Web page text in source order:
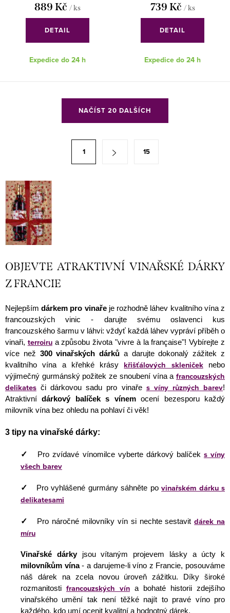
889 Kč / ks
DETAIL
Expedice do 24 h
739 Kč / ks
DETAIL
Expedice do 24 h
c
í
p
r
v
y
v
ý
p
i
s
u
NAČÍST 20 DALŠÍCH
á
n
k
o
v
n
í
1 15
OBJEVTE ATRAKTIVNÍ VINAŘSKÉ DÁRKY
Z FRANCIE
Nejlepšímdárkem pro vinařeje rozhodně láhev kvalitního vína z
francouzských vinic - darujte svému oslavenci kus
francouzského šarmu v láhvi: vždyť každá láhev vypráví příběh o
vinaři, terroirua způsobu života "vivre à la française"! Vybírejte z
více než 300 vinařských dárků a darujte dokonalý zážitek z
kvalitního vína a křehké krásy křišťálových skleniček
nebo
výjimečný gurmánský požitek ze snoubení vína a francouzských
delikates či dárkovou sadu pro vinaře s víny různých barev!
Atraktivnídárkový balíček s vínemocení bezesporu každý
milovník vína bez ohledu na pohlaví či věk!
3 tipy na vinařské dárky:
✓ Pro zvídavé vínomilce vyberte dárkový balíček s víny
všech barev
✓ Pro vyhlášené gurmány sáhněte povinařském dárku s
delikatesami
✓ Pro náročné milovníky vín si nechte sestavitdárek na
míru
Vinařské dárkyjsou vítaným projevem lásky a úcty k
milovníkům vína- a darujeme-li víno z Francie, posouváme
náš dárek na zcela novou úroveň zážitku. Díky široké
rozmanitosti francouzských vín a bohaté historii zdejšího
vinařského umění tak není těžké najít to pravé víno pro
každého, kdo umí ocenit kvalitní a hodnotný dárek.